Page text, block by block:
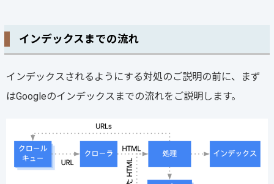
インデックスまでの流れ
インデックスされるようにする対処のご説明の前に、まず
はGoogleのインデックスまでの流れをご説明します。